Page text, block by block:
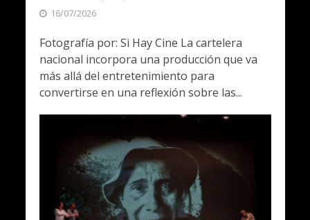
16/07/2026
Fotografía por: Si Hay Cine La cartelera
nacional incorpora una producción que va
más allá del entretenimiento para
convertirse en una reflexión sobre las...